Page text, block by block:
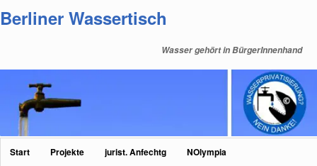
primären
Berliner Wassertisch
Wasser gehört in BürgerInnenhand
Hauptmenü
Start Projekte jurist. Anfechtg NOlympia